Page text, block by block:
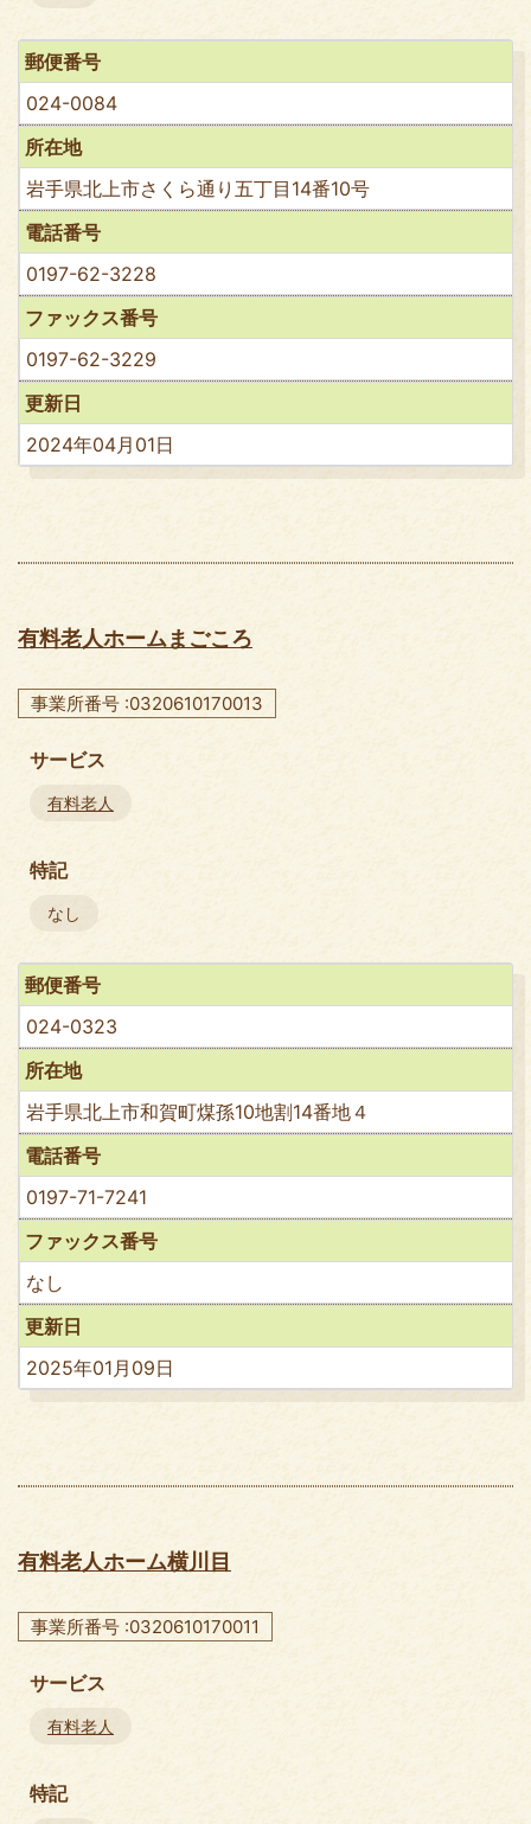
郵便番号
024-0084
所在地
岩手県北上市さくら通り五丁目14番10号
電話番号
0197-62-3228
ファックス番号
0197-62-3229
更新日
2024年04月01日
有料老人ホームまごころ
事業所番号 :0320610170013
サービス
有料老人
特記
なし
郵便番号
024-0323
所在地
岩手県北上市和賀町煤孫10地割14番地４
電話番号
0197-71-7241
ファックス番号
なし
更新日
2025年01月09日
有料老人ホーム横川目
事業所番号 :0320610170011
サービス
有料老人
特記